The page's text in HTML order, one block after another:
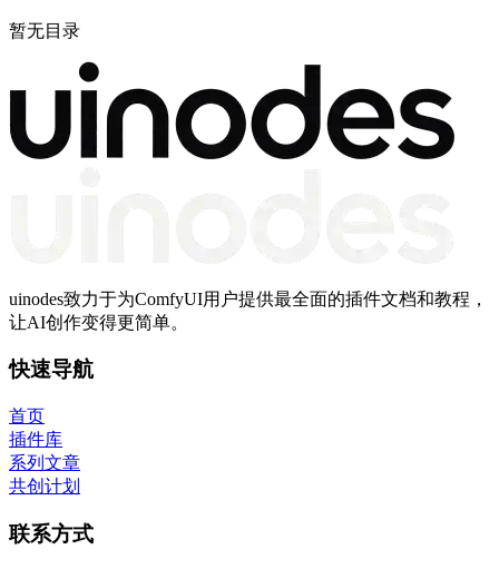
暂无目录
uinodes致力于为ComfyUI用户提供最全面的插件文档和教程，
让AI创作变得更简单。
快速导航
首页
插件库
系列文章
共创计划
联系方式